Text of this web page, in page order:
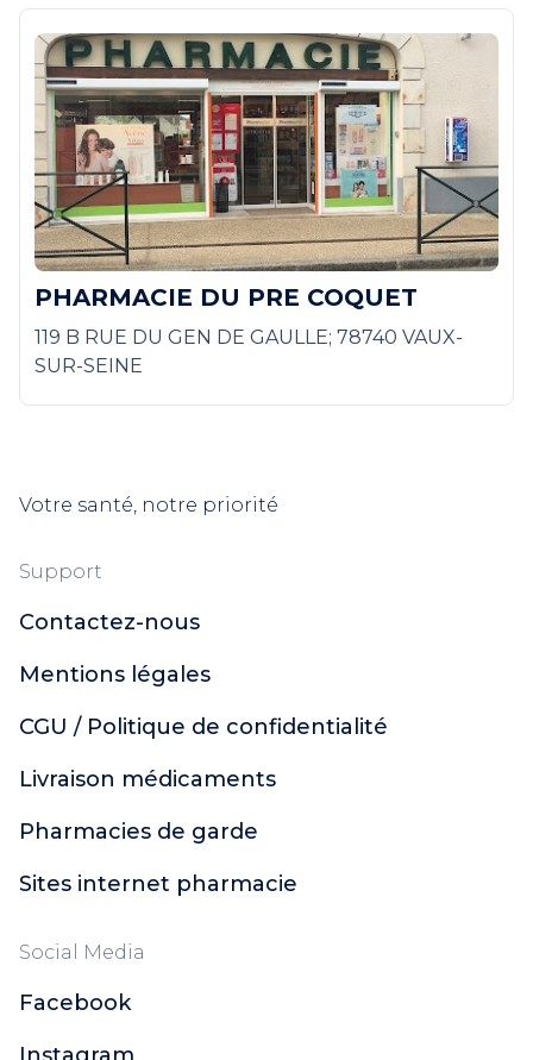
PHARMACIE DU PRE COQUET
119 B RUE DU GEN DE GAULLE; 78740 VAUX-
SUR-SEINE
Votre santé, notre priorité
Support
Contactez-nous
Mentions légales
CGU / Politique de confidentialité
Livraison médicaments
Pharmacies de garde
Sites internet pharmacie
Social Media
Facebook